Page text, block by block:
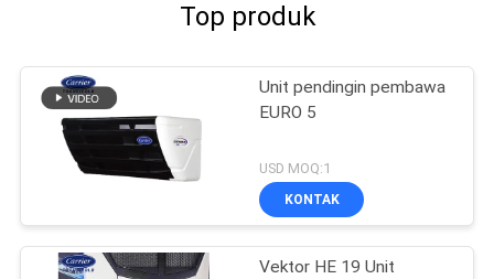
Top produk
Unit pendingin pembawa
EURO 5
USD MOQ:1
KONTAK
Vektor HE 19 Unit